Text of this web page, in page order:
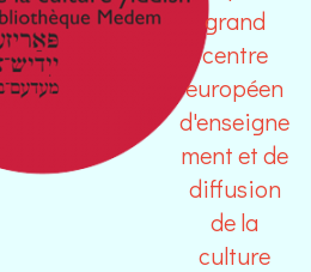
grand
centre
européen
d'enseigne
ment et de
diffusion
de la
culture